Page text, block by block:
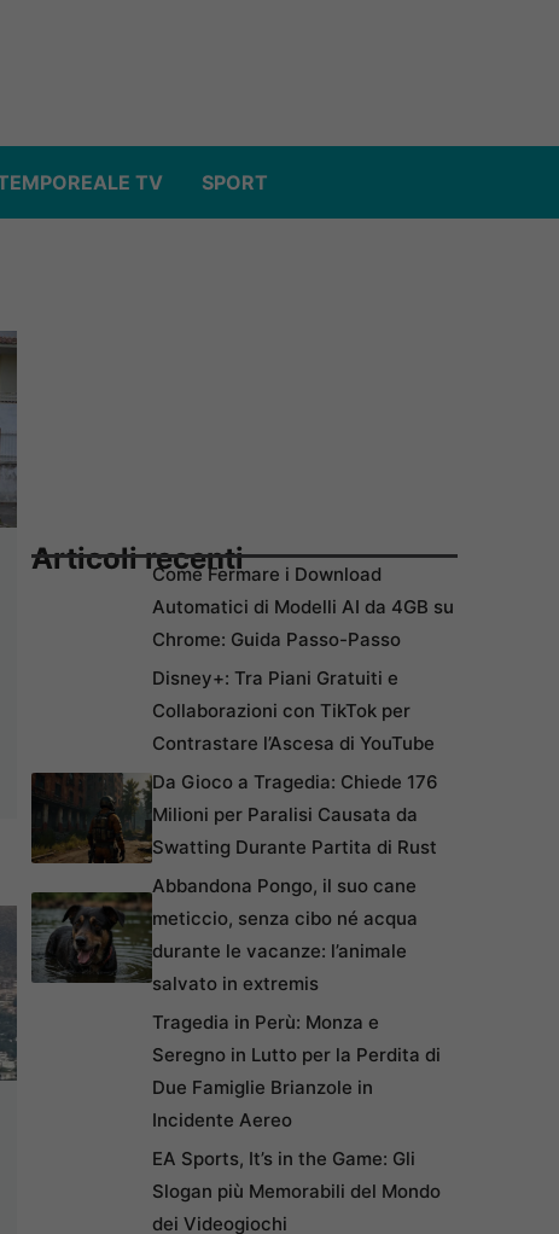
TV SPORT
Articoli recentiCome Fermare i Download
Automatici di Modelli AI da 4GB su
Chrome: Guida Passo-Passo
Disney+: Tra Piani Gratuiti e
Collaborazioni con TikTok per
Contrastare l’Ascesa di YouTube
Da Gioco a Tragedia: Chiede 176
Milioni per Paralisi Causata da
Swatting Durante Partita di Rust
Abbandona Pongo, il suo cane
meticcio, senza cibo né acqua
durante le vacanze: l’animale
salvato in extremis
Tragedia in Perù: Monza e
Seregno in Lutto per la Perdita di
Due Famiglie Brianzole in
Incidente Aereo
EA Sports, It’s in the Game: Gli
Slogan più Memorabili del Mondo
dei Videogiochi